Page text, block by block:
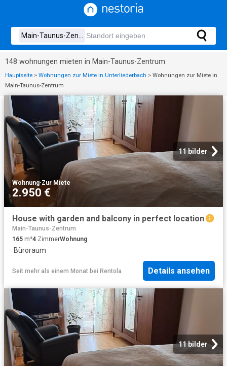
148 wohnungen mieten in Main-Taunus-Zentrum
Hauptseite > Wohnungen zur Miete in Unterliederbach > Wohnungen zur Miete in
Main-Taunus-Zentrum
11 bilder
Wohnung·Zur Miete
2.950 €
House with garden and balcony in perfect location
Main-Taunus-Zentrum
165 m²4 ZimmerWohnung
·Büroraum
Seit mehr als einem Monat bei Rentola Details ansehen
11 bilder